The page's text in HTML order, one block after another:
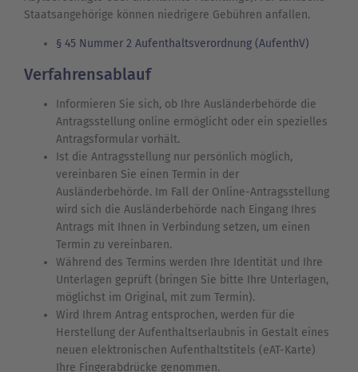
Staatsangehörige können niedrigere Gebühren anfallen.
§ 45 Nummer 2 Aufenthaltsverordnung (AufenthV)
Verfahrensablauf
Informieren Sie sich, ob Ihre Ausländerbehörde die
Antragsstellung online ermöglicht oder ein spezielles
Antragsformular vorhält.
Ist die Antragsstellung nur persönlich möglich,
vereinbaren Sie einen Termin in der
Ausländerbehörde. Im Fall der Online-Antragsstellung
wird sich die Ausländerbehörde nach Eingang Ihres
Antrags mit Ihnen in Verbindung setzen, um einen
Termin zu vereinbaren.
Während des Termins werden Ihre Identität und Ihre
Unterlagen geprüft (bringen Sie bitte Ihre Unterlagen,
möglichst im Original, mit zum Termin).
Wird Ihrem Antrag entsprochen, werden für die
Herstellung der Aufenthaltserlaubnis in Gestalt eines
neuen elektronischen Aufenthaltstitels (eAT-Karte)
Ihre Fingerabdrücke genommen.